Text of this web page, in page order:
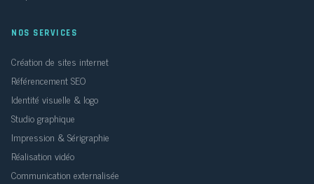
NOS SERVICES
Création de sites internet
Référencement SEO
Identité visuelle & logo
Studio graphique
Impression & Sérigraphie
Réalisation vidéo
Communication externalisée